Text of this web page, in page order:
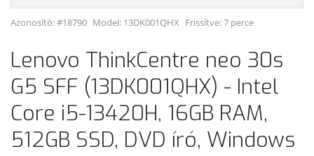
Azonosító: #18790 Model: 13DK001QHX Frissítve: 7 perce
Lenovo ThinkCentre neo 30s
G5 SFF (13DK001QHX) - Intel
Core i5-13420H, 16GB RAM,
512GB SSD, DVD író, Windows